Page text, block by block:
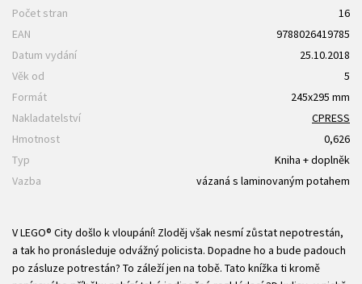
Počet stran
16
EAN
9788026419785
Datum vydání
25.10.2018
Věk od
5
Formát
245x295 mm
Nakladatelství
CPRESS
Hmotnost
0,626
Typ
Kniha + doplněk
Vazba
vázaná s laminovaným potahem
V LEGO® City došlo k vloupání! Zloděj však nesmí zůstat nepotrestán,
a tak ho pronásleduje odvážný policista. Dopadne ho a bude padouch
po zásluze potrestán? To záleží jen na tobě. Tato knížka ti kromě